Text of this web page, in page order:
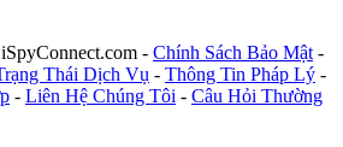
- Chính Sách Bảo Mật -
Thái Dịch Vụ - Thông Tin Pháp Lý -
- Liên Hệ Chúng Tôi - Câu Hỏi Thường